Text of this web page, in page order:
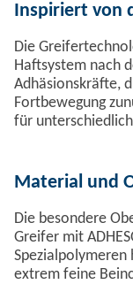
Inspiriert von
Die
Haftsystem nach
Adhäsionskräfte,
Fortbewegung
für
Material und
Die besondere
Greifer mit
Spezialpolymeren
extrem feine